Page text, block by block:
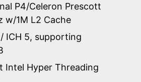
P4/Celeron Prescott
w/1M L2 Cache
ICH 5, supporting
Intel Hyper Threading